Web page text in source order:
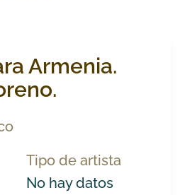
Armenia.
Tipo de artista
No hay datos